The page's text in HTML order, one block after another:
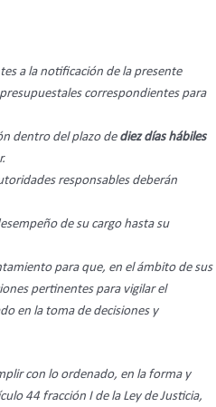
a la notificación de la presente
correspondientes para
dentro del plazo de diez días hábiles
responsables deberán
de su cargo hasta su
para que, en el ámbito de sus
pertinentes para vigilar el
en la toma de decisiones y
con lo ordenado, en la forma y
44 fracción I de la Ley de Justicia,